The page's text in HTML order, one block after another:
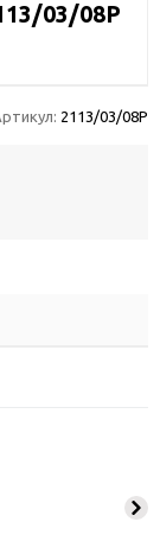
03/08P
2113/03/08P